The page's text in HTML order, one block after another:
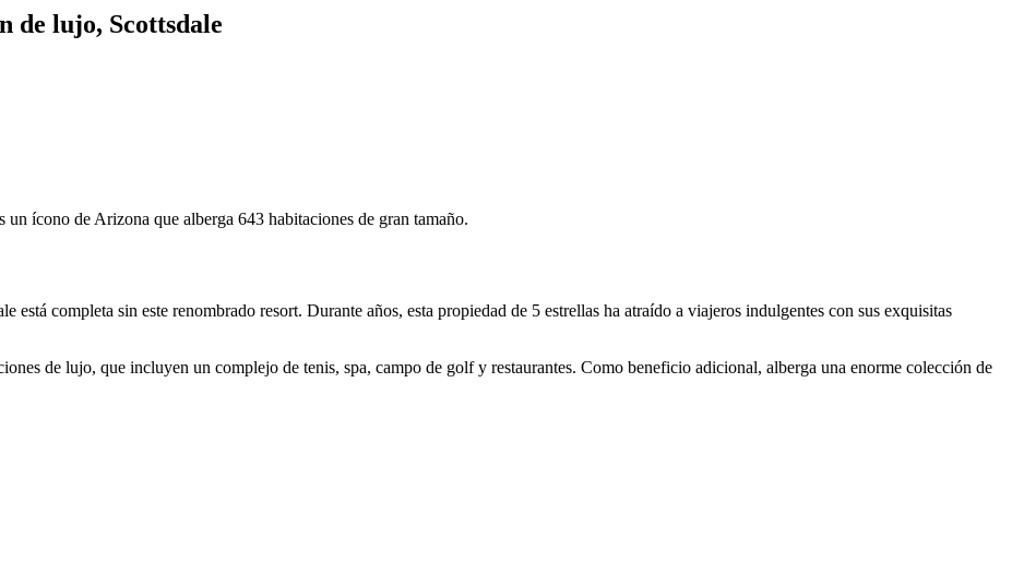
de lujo, Scottsdale
un ícono de Arizona que alberga 643 habitaciones de gran tamaño.
está completa sin este renombrado resort. Durante años, esta propiedad de 5 estrellas ha atraído a viajeros indulgentes con sus exquisitas
de lujo, que incluyen un complejo de tenis, spa, campo de golf y restaurantes. Como beneficio adicional, alberga una enorme colección de